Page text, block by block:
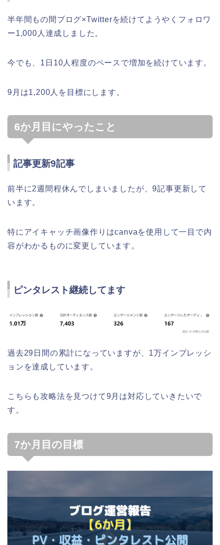
半年間もの間ブログ×Twitterを続けてようやくフォロワ
ー1,000人達成しました。
今でも、1日10人程度のペースで増加を続けています。
9月は1,200人を目標にします。
6か月目にやったこと
記事更新9記事
前半に2週間程休んでしまいましたが、9記事更新して
います。
特にアイキャッチ画像作りはcanvaを使用して一目で内
容がわかるものに変更しています。
ピンタレスト継続してます
過去29日間の累計になっていますが、1万インプレッシ
ョンを達成しています。
こちらも攻略法を見つけて9月は対応していきたいで
す。
7か月目の目標